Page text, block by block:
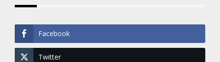
Facebook
Twitter